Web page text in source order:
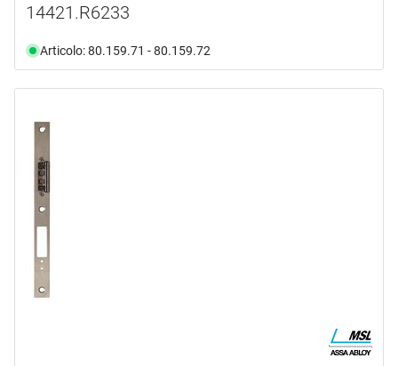
14421.R6233
Articolo: 80.159.71 - 80.159.72